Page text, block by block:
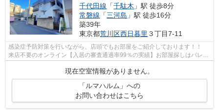
千代田線 「千駄木 」駅 徒歩8分
常磐線 「三河島 」駅 徒歩16分
築39年
東京都荒川区西日暮里 ３丁目7-11
感染症予防対策を行いながら、店頭でもお部屋をご紹介しております！！
来店不要のオンライン【入居の審査通過率99％の実績】お部屋探しはパレッ
現在空室情報がありません。
「ルマハルム」への
お問い合わせはこちら